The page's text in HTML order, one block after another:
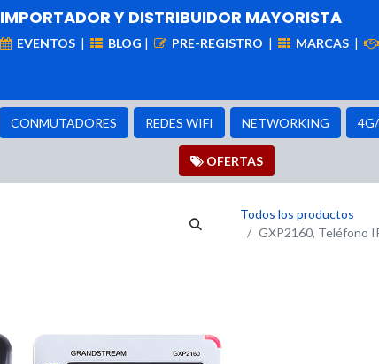
IMPORTADOR Y DISTRIBUIDOR MAYORISTA
EVENTOS | BLOG | PRE-REGISTRO | MARCAS |
CONMUTADORES REDES WIFI NETWORKING
OFER​​​​TAS
Todos los productos
GXP2160, Teléfono